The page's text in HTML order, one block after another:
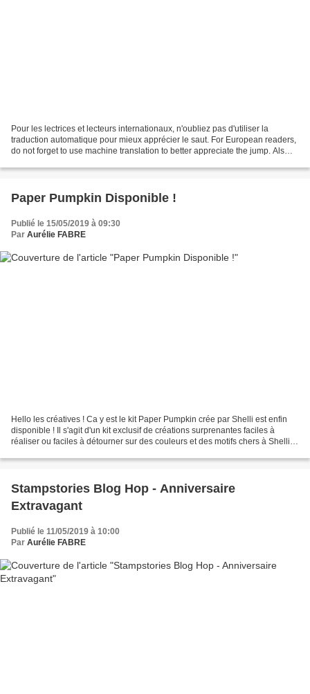
Pour les lectrices et lecteurs internationaux, n'oubliez pas d'utiliser la
traduction automatique pour mieux apprécier le saut. For European readers,
do not forget to use machine translation to better appreciate the jump. Als
Paper Pumpkin Disponible !
Publié le 15/05/2019 à 09:30
Par Aurélie FABRE
Hello les créatives ! Ca y est le kit Paper Pumpkin crée par Shelli est enfin
disponible ! Il s'agit d'un kit exclusif de créations surprenantes faciles à
réaliser ou faciles à détourner sur des couleurs et des motifs chers à Shelli
Stampstories Blog Hop - Anniversaire
Extravagant
Publié le 11/05/2019 à 10:00
Par Aurélie FABRE